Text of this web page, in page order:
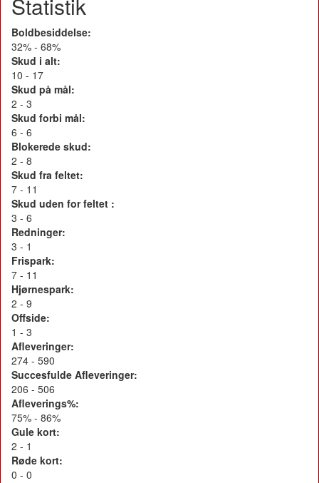
Statistik
Boldbesiddelse:
32% - 68%
Skud i alt:
10 - 17
Skud på mål:
2 - 3
Skud forbi mål:
6 - 6
Blokerede skud:
2 - 8
Skud fra feltet:
7 - 11
Skud uden for feltet :
3 - 6
Redninger:
3 - 1
Frispark:
7 - 11
Hjørnespark:
2 - 9
Offside:
1 - 3
Afleveringer:
274 - 590
Succesfulde Afleveringer:
206 - 506
Afleverings%:
75% - 86%
Gule kort:
2 - 1
Røde kort:
0 - 0